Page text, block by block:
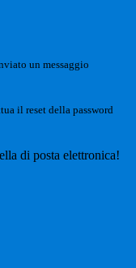
un messaggio
il reset della password
di posta elettronica!